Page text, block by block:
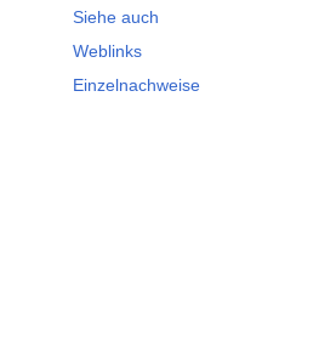
Siehe auch
Weblinks
Einzelnachweise